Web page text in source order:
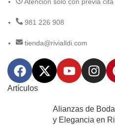
Atención solo con previa cita
981 226 908
tienda@rivialldi.com
Artículos
Alianzas de
y Elegancia en